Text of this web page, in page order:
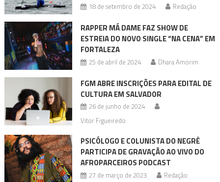
18 de setembro de 2024 Redação
RAPPER MÁ DAME FAZ SHOW DE
ESTREIA DO NOVO SINGLE “NA CENA” EM
FORTALEZA
25 de abril de 2024 Dhara Amorim
FGM ABRE INSCRIÇÕES PARA EDITAL DE
CULTURA EM SALVADOR
26 de junho de 2024
Vitor Figueiredo
PSICÓLOGO E COLUNISTA DO NEGRÊ
PARTICIPA DE GRAVAÇÃO AO VIVO DO
AFROPARCEIROS PODCAST
27 de março de 2023 Redação